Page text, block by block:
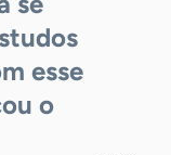
esse
o